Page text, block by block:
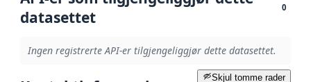
datasettet
0
Ingen registrerte API-er tilgjengeliggjør dette datasettet.
Skjul tomme rader